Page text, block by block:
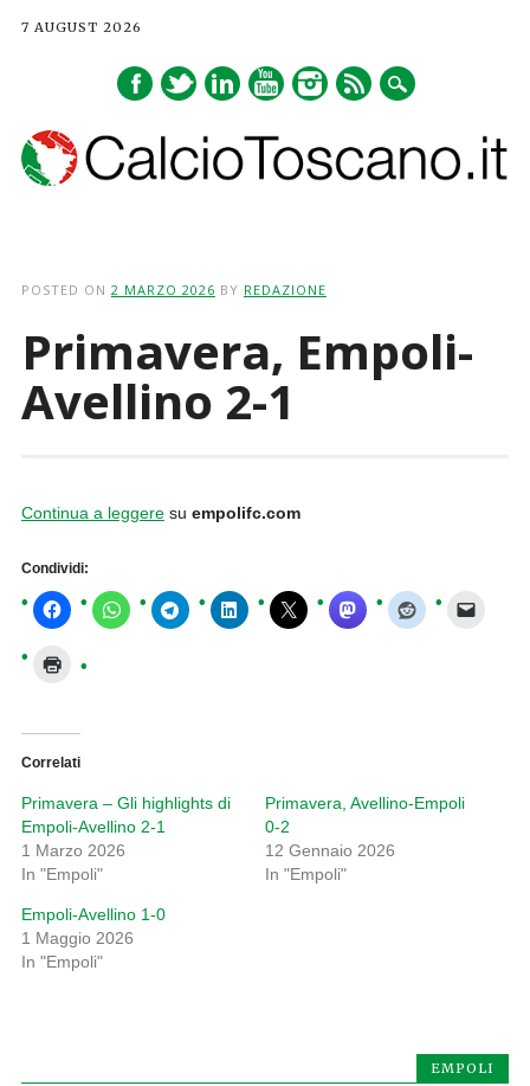
7 AUGUST 2026
POSTED ON 2 MARZO 2026 BY REDAZIONE
Primavera, Empoli-
Avellino 2-1
Continua a leggeresu empolifc.com
Condividi:
Correlati
Primavera – Gli highlights di
Empoli-Avellino 2-1
1 Marzo 2026
In "Empoli"
Primavera, Avellino-Empoli
0-2
12 Gennaio 2026
In "Empoli"
Empoli-Avellino 1-0
1 Maggio 2026
In "Empoli"
EMPOLI